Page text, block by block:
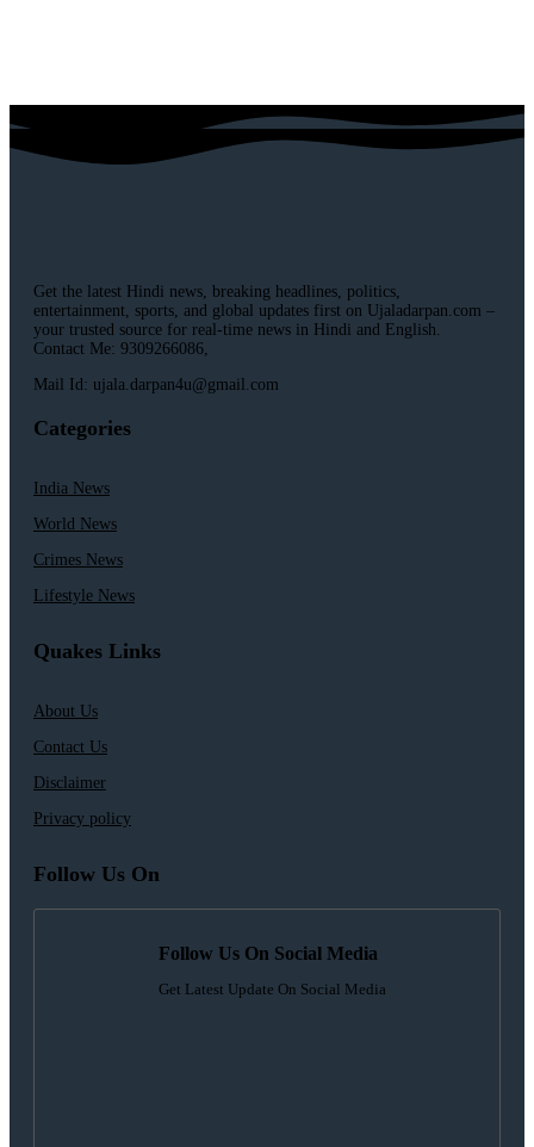
Get the latest Hindi news, breaking headlines, politics,
entertainment, sports, and global updates first on Ujaladarpan.com –
your trusted source for real-time news in Hindi and English.
Contact Me: 9309266086,
Mail Id: ujala.darpan4u@gmail.com
Categories
India News
World News
Crimes News
Lifestyle News
Quakes Links
About Us
Contact Us
Disclaimer
Privacy policy
Follow Us On
Follow Us On Social Media
Get Latest Update On Social Media